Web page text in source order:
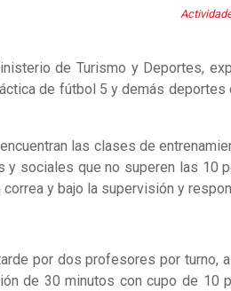
de Turismo y Deportes,
de fútbol 5 y demás
las clases de
sociales que no superen las 10
y bajo la supervisión y
por dos profesores por
de 30 minutos con cupo de